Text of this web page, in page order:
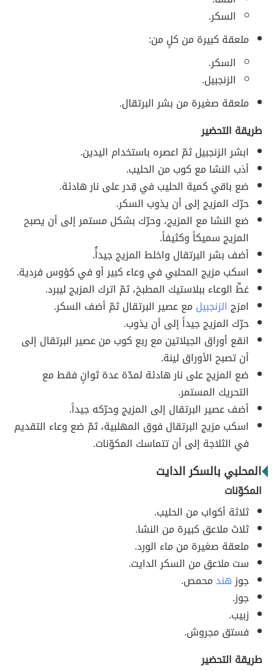
السكر.
ملعقة كبيرة من كلٍ من:
السكر.
الزنجبيل.
ملعقة صغيرة من بشر البرتقال.
طريقة التحضير
ابشر الزنجبيل ثمّ اعصره باستخدام اليدين.
أذب النشا مع كوب من الحليب.
ضع باقي كمية الحليب في قِدر على نار هادئة.
حرّك المزيج إلى أن يذوب السكر.
ضع النشا مع المزيج، وحرّك بشكل مستمر إلى أن يصبح
المزيج سميكاً وكثيفاً.
أضف بشر البرتقال واخلط المزيج جيداًُ.
اسكب مزيج المحلبي في وعاء كبير أو في كؤوس فردية.
غطِّ الوعاء ببلاستيك المطبخ، ثمّ اترك المزيج ليبرد.
امزج الزنجبيل مع عصير البرتقال ثمّ أضف السكر.
حرّك المزيج جيداً إلى أن يذوب.
انقع أوراق الجيلاتين مع ربع كوب من عصير البرتقال إلى
أن تصبح الأوراق لينة.
ضع المزيج على نار هادئة لمدّة عدة ثوانٍ فقط مع
التحريك المستمر.
أضف عصير البرتقال إلى المزيج وحرّكه جيداً.
اسكب مزيج البرتقال فوق المهلبية، ثمّ ضع وعاء التقديم
في الثلاجة إلى أن تتماسك المكوّنات.
المحلبي بالسكر الدايت
المكوّنات
ثلاثة أكواب من الحليب.
ثلاث ملاعق كبيرة من النشا.
ملعقة صغيرة من ماء الورد.
ست ملاعق من السكر الدايت.
جوزهندمحمص.
جوز.
زبيب.
فستق مجروش.
طريقة التحضير